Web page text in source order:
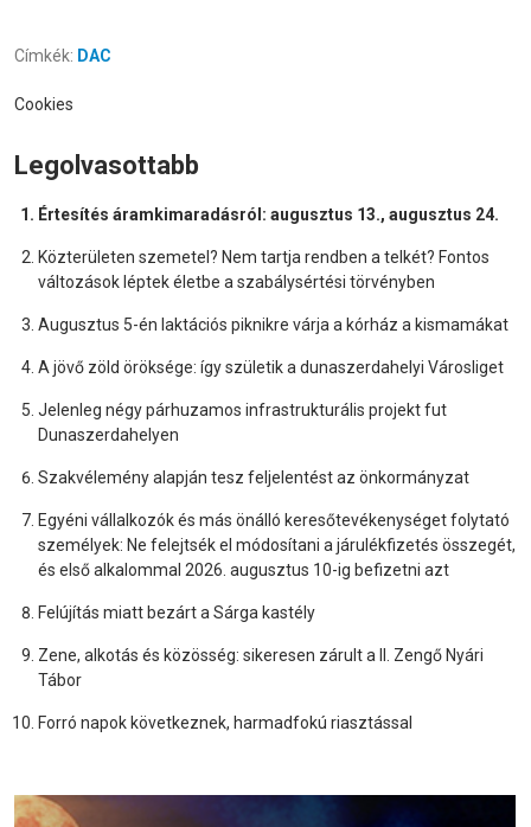
Címkék: DAC
Cookies
Legolvasottabb
Értesítés áramkimaradásról: augusztus 13., augusztus 24.
Közterületen szemetel? Nem tartja rendben a telkét? Fontos
változások léptek életbe a szabálysértési törvényben
Augusztus 5-én laktációs piknikre várja a kórház a kismamákat
A jövő zöld öröksége: így születik a dunaszerdahelyi Városliget
Jelenleg négy párhuzamos infrastrukturális projekt fut
Dunaszerdahelyen
Szakvélemény alapján tesz feljelentést az önkormányzat
Egyéni vállalkozók és más önálló keresőtevékenységet folytató
személyek: Ne felejtsék el módosítani a járulékfizetés összegét,
és első alkalommal 2026. augusztus 10-ig befizetni azt
Felújítás miatt bezárt a Sárga kastély
Zene, alkotás és közösség: sikeresen zárult a II. Zengő Nyári
Tábor
Forró napok következnek, harmadfokú riasztással